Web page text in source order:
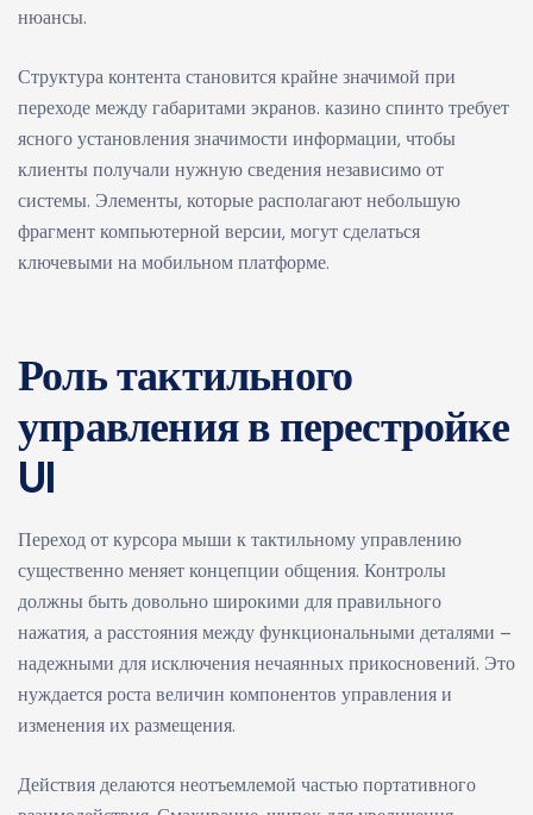
нюансы.
Структура контента становится крайне значимой при
переходе между габаритами экранов. казино спинто требует
ясного установления значимости информации, чтобы
клиенты получали нужную сведения независимо от
системы. Элементы, которые располагают небольшую
фрагмент компьютерной версии, могут сделаться
ключевыми на мобильном платформе.
Роль тактильного
управления в перестройке
UI
Переход от курсора мыши к тактильному управлению
существенно меняет концепции общения. Контролы
должны быть довольно широкими для правильного
нажатия, а расстояния между функциональными деталями –
надежными для исключения нечаянных прикосновений. Это
нуждается роста величин компонентов управления и
изменения их размещения.
Действия делаются неотъемлемой частью портативного